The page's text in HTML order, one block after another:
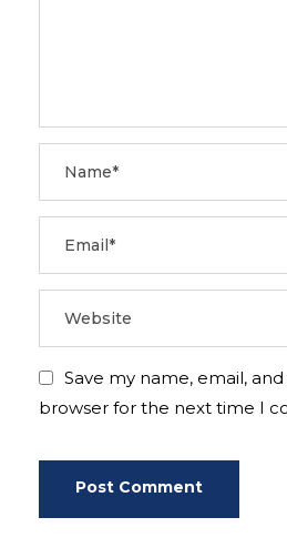
Save my name, email,
browser for the next time I